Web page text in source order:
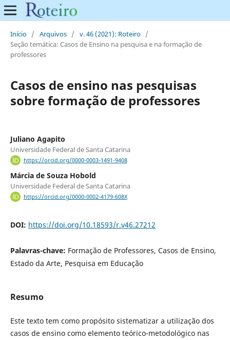
Início / Arquivos / v. 46 (2021): Roteiro /
Seção temática: Casos de Ensino na pesquisa e na formação de
professores
Casos de ensino nas pesquisas
sobre formação de professores
Juliano Agapito
Universidade Federal de Santa Catarina
https://orcid.org/0000-0003-1491-9408
Márcia de Souza Hobold
Universidade Federal de Santa Catarina
https://orcid.org/0000-0002-4179-608X
DOI: https://doi.org/10.18593/r.v46.27212
Palavras-chave: Formação de Professores, Casos de Ensino,
Estado da Arte, Pesquisa em Educação
Resumo
Este texto tem como propósito sistematizar a utilização dos
casos de ensino como elemento teórico-metodológico nas